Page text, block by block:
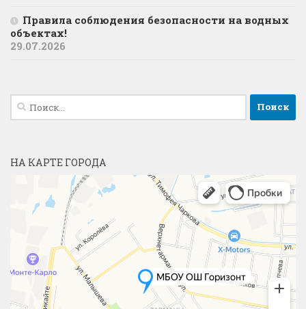
Правила соблюдения безопасности на водных
объектах!
29.07.2026
Найти:
НА КАРТЕ ГОРОДА